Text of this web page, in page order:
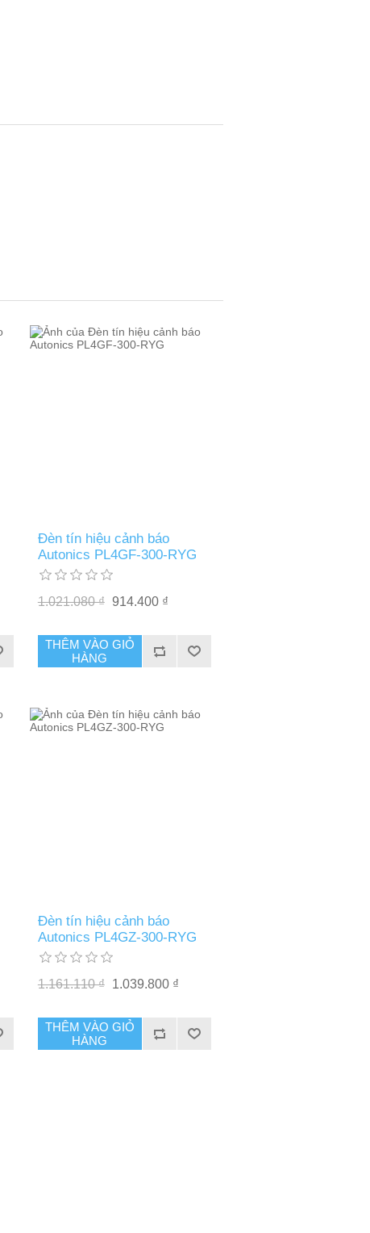
Đèn tín hiệu cảnh báo
Autonics PL4GF-300-RYG
1.021.080 ₫ 914.400 ₫
THÊM VÀO GIỎ
HÀNG
Đèn tín hiệu cảnh báo
Autonics PL4GZ-300-RYG
1.161.110 ₫ 1.039.800 ₫
THÊM VÀO GIỎ
HÀNG